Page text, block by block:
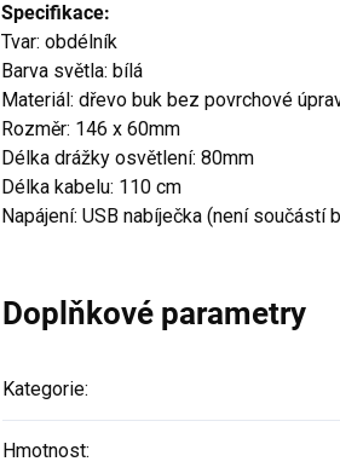
Specifikace:
Tvar: obdélník
Barva světla: bílá
Materiál: dřevo buk bez povrchové
Rozměr: 146 x 60mm
Délka drážky osvětlení: 80mm
Délka kabelu: 110 cm
Napájení: USB nabíječka (není součástí
Doplňkové parametry
Kategorie:
Hmotnost: